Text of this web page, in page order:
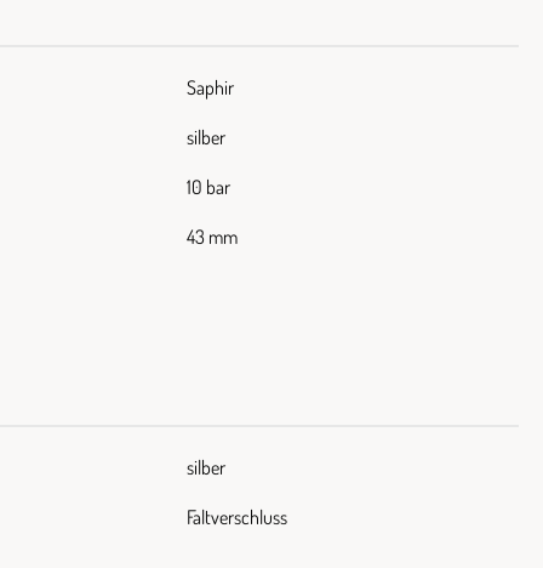
Saphir
silber
10 bar
43 mm
silber
Faltverschluss